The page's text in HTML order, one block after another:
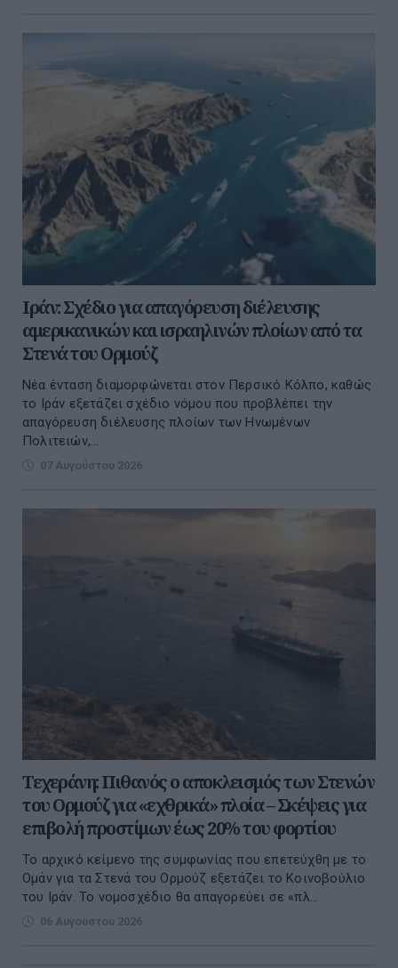
Ιράν: Σχέδιο για απαγόρευση διέλευσης
αμερικανικών και ισραηλινών πλοίων από τα
Στενά του Ορμούζ
Νέα ένταση διαμορφώνεται στον Περσικό Κόλπο, καθώς
το Ιράν εξετάζει σχέδιο νόμου που προβλέπει την
απαγόρευση διέλευσης πλοίων των Ηνωμένων
Πολιτειών,...
07 Αυγούστου 2026
Τεχεράνη: Πιθανός ο αποκλεισμός των Στενών
του Ορμούζ για «εχθρικά» πλοία – Σκέψεις για
επιβολή προστίμων έως 20% του φορτίου
Το αρχικό κείμενο της συμφωνίας που επετεύχθη με το
Ομάν για τα Στενά του Ορμούζ εξετάζει το Κοινοβούλιο
του Ιράν. Το νομοσχέδιο θα απαγορεύει σε «πλ...
06 Αυγούστου 2026